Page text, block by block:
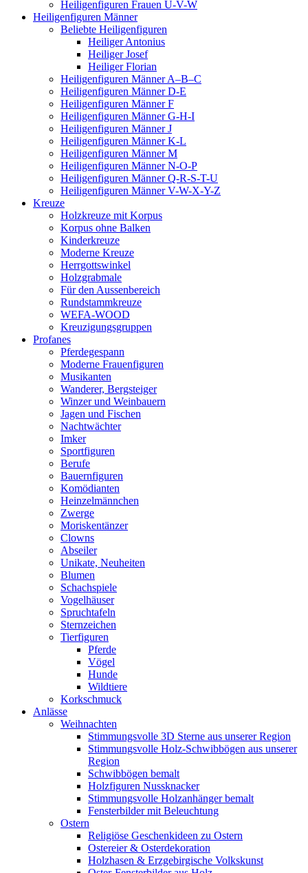
Heiligenfiguren Frauen U-V-W
Heiligenfiguren Männer
Beliebte Heiligenfiguren
Heiliger Antonius
Heiliger Josef
Heiliger Florian
Heiligenfiguren Männer A–B–C
Heiligenfiguren Männer D-E
Heiligenfiguren Männer F
Heiligenfiguren Männer G-H-I
Heiligenfiguren Männer J
Heiligenfiguren Männer K-L
Heiligenfiguren Männer M
Heiligenfiguren Männer N-O-P
Heiligenfiguren Männer Q-R-S-T-U
Heiligenfiguren Männer V-W-X-Y-Z
Kreuze
Holzkreuze mit Korpus
Korpus ohne Balken
Kinderkreuze
Moderne Kreuze
Herrgottswinkel
Holzgrabmale
Für den Aussenbereich
Rundstammkreuze
WEFA-WOOD
Kreuzigungsgruppen
Profanes
Pferdegespann
Moderne Frauenfiguren
Musikanten
Wanderer, Bergsteiger
Winzer und Weinbauern
Jagen und Fischen
Nachtwächter
Imker
Sportfiguren
Berufe
Bauernfiguren
Komödianten
Heinzelmännchen
Zwerge
Moriskentänzer
Clowns
Abseiler
Unikate, Neuheiten
Blumen
Schachspiele
Vogelhäuser
Spruchtafeln
Sternzeichen
Tierfiguren
Pferde
Vögel
Hunde
Wildtiere
Korkschmuck
Anlässe
Weihnachten
Stimmungsvolle 3D Sterne aus unserer Region
Stimmungsvolle Holz-Schwibbögen aus unserer
Region
Schwibbögen bemalt
Holzfiguren Nussknacker
Stimmungsvolle Holzanhänger bemalt
Fensterbilder mit Beleuchtung
Ostern
Religiöse Geschenkideen zu Ostern
Ostereier & Osterdekoration
Holzhasen & Erzgebirgische Volkskunst